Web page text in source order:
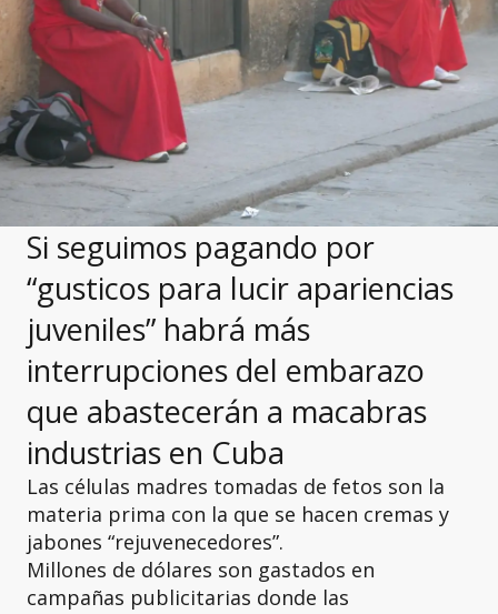
Si seguimos pagando por
“gusticos para lucir apariencias
juveniles” habrá más
interrupciones del embarazo
que abastecerán a macabras
industrias en Cuba
Las células madres tomadas de fetos son la
materia prima con la que se hacen cremas y
jabones “rejuvenecedores”.
Millones de dólares son gastados en
campañas publicitarias donde las